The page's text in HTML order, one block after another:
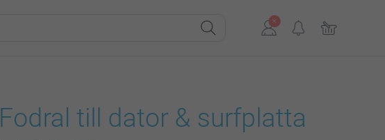
Fodral till dator & surfplatta